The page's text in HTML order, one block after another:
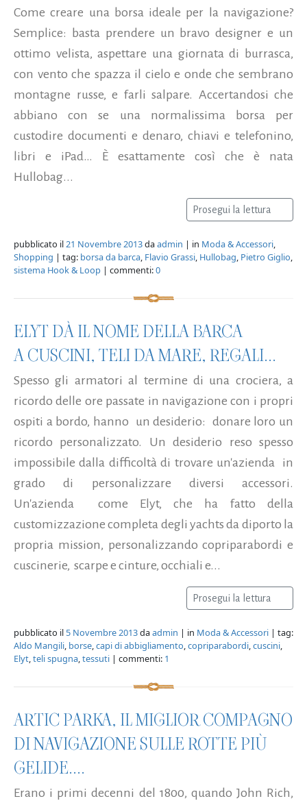
Come creare una borsa ideale per la navigazione?
Semplice: basta prendere un bravo designer e un
ottimo velista, aspettare una giornata di burrasca,
con vento che spazza il cielo e onde che sembrano
montagne russe, e farli salpare. Accertandosi che
abbiano con se una normalissima borsa per
custodire documenti e denaro, chiavi e telefonino,
libri e iPad… È esattamente così che è nata
Hullobag...
Prosegui la lettura
pubblicato il21 Novembre 2013daadmin | in Moda & Accessori,
Shopping | tag: borsa da barca, Flavio Grassi, Hullobag, Pietro Giglio,
sistema Hook & Loop | commenti:0
ELYT DÀ IL NOME DELLA BARCA
A CUSCINI, TELI DA MARE, REGALI...
Spesso gli armatori al termine di una crociera, a
ricordo delle ore passate in navigazione con i propri
ospiti a bordo, hanno un desiderio: donare loro un
ricordo personalizzato. Un desiderio reso spesso
impossibile dalla difficoltà di trovare un'azienda in
grado di personalizzare diversi accessori.
Un'azienda come Elyt, che ha fatto della
customizzazione completa degli yachts da diporto la
propria mission, personalizzando copriparabordi e
cuscinerie, scarpe e cinture, occhiali e...
Prosegui la lettura
pubblicato il 5 Novembre 2013daadmin | in Moda & Accessori | tag:
Aldo Mangili, borse,capi di abbigliamento,copriparabordi,cuscini,
Elyt,teli spugna,tessuti | commenti: 1
ARTIC PARKA, IL MIGLIOR COMPAGNO
DI NAVIGAZIONE SULLE ROTTE PIÙ
GELIDE....
Erano i primi decenni del 1800, quando John Rich,